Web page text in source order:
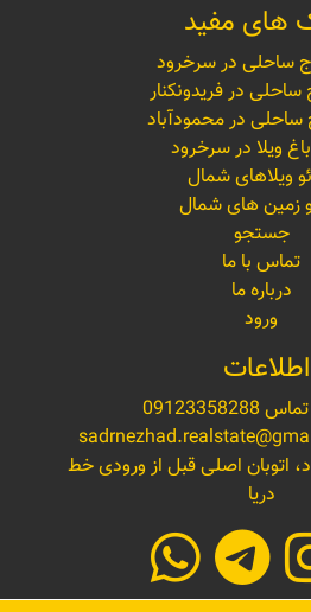
های مفید
ساحلی در سرخرود
ساحلی در فریدونکنار
ساحلی در محمودآباد
ویلا در سرخرود
ویلاهای شمال
زمین های شمال
جستجو
تماس با ما
درباره ما
ورود
اطلاعات
تماس 09123358288
اتوبان اصلی قبل از ورودی خط
دریا